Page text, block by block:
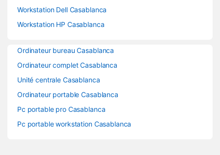
Workstation Dell Casablanca
Workstation HP Casablanca
Ordinateur bureau Casablanca
Ordinateur complet Casablanca
Unité centrale Casablanca
Ordinateur portable Casablanca
Pc portable pro Casablanca
Pc portable workstation Casablanca